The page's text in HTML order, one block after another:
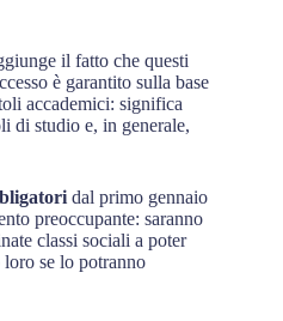
il fatto che questi
è garantito sulla base
accademici: significa
di studio e, in generale,
dal primo gennaio
preoccupante: saranno
classi sociali a poter
se lo potranno